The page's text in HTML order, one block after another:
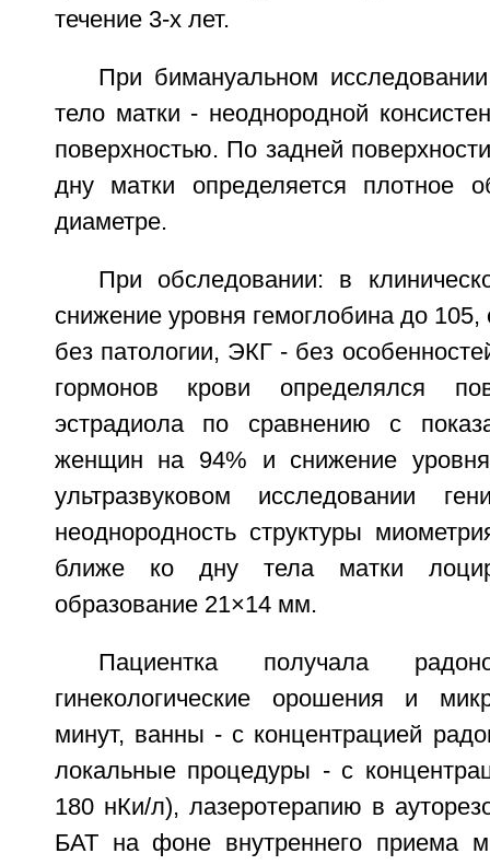
течение 3-х лет.
При бимануальном
тело матки - неоднородной
поверхностью. По задней
дну матки определяется плотное
диаметре.
При обследовании: в
снижение уровня гемоглобина до
без патологии, ЭКГ - без
гормонов крови определялся
эстрадиола по сравнению с
женщин на 94% и снижение уровня
ультразвуковом исследовании
неоднородность структуры
ближе ко дну тела матки
образование 21×14 мм.
Пациентка получала
гинекологические орошения и
минут, ванны - с концентрацией
локальные процедуры - с
180 нКи/л), лазеротерапию в
БАТ на фоне внутреннего приема